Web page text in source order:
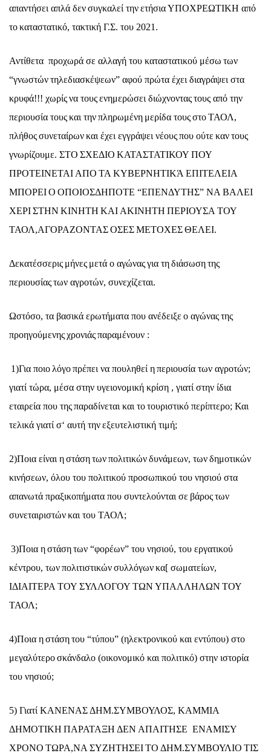
απαντήσει απλά δενσυγκαλεί τηνετήσιαΥΠΟΧΡΕΩΤΙΚΗ από
τοκαταστατικό, τακτική Γ.Σ. του 2021.
Αντίθετα προχωρά σε αλλαγή του καταστατικού μέσω των
“γνωστώντηλεδιασκέψεων” αφού πρώτα έχει διαγράψει στα
κρυφά!!! χωρίςνα τουςενημερώσει διώχνονταςτους από την
περιουσία τουςκαι τηνπληρωμένη μερίδα τουςστοΤΑΟΛ,
πλήθοςσυνεταίρωνκαι έχει εγγράψει νέουςπου ούτε καντους
γνωρίζουμε. ΣΤΟ ΣΧΕΔΙΟ ΚΑΤΑΣΤΑΤΙΚΟΥ ΠΟΥ
ΠΡΟΤΕΙΝΕΤΑΙ ΑΠΟ ΤΑ ΚΥΒΕΡΝΗΤΙΚΆ ΕΠΙΤΕΛΕΙΑ
ΜΠΟΡΕΙΟ ΟΠΟΙΟΣΔΗΠΟΤΕ “ΕΠΕΝΔΥΤΗΣ” ΝΑ ΒΑΛΕΙ
ΧΕΡΙΣΤΗΝ ΚΙΝΗΤΗ ΚΑΙ ΑΚΙΝΗΤΗ ΠΕΡΙΟΥΣΑ ΤΟΥ
ΤΑΟΛ,ΑΓΟΡΑΖΟΝΤΑΣΟΣΕΣΜΕΤΟΧΕΣΘΕΛΕΙ.
Δεκατέσσερις μήνες μετά ο αγώναςγια τηδιάσωσητης
περιουσίαςτων αγροτών, συνεχίζεται.
Ωστόσο, τα βασικά ερωτήματα που ανέδειξε ο αγώναςτης
προηγούμενηςχρονιάςπαραμένουν :
1)Για ποιο λόγοπρέπει να πουληθεί ηπεριουσία των αγροτών;
γιατί τώρα, μέσα στην υγειονομική κρίση , γιατί στην ίδια
εταιρεία που τηςπαραδίνεται και τοτουριστικό περίπτερο; Και
τελικά γιατί σ‘ αυτή τηνεξευτελιστική τιμή;
2)Ποια είναι ηστάσητωνπολιτικώνδυνάμεων, τωνδημοτικών
κινήσεων, όλου του πολιτικού προσωπικού του νησιού στα
απανωτά πραξικοπήματα που συντελούνται σε βάροςτων
συνεταιριστώνκαι του ΤΑΟΛ;
3)Ποια ηστάσητων “φορέων” του νησιού, του εργατικού
κέντρου, τωνπολιτιστικώνσυλλόγωνκα[ σωματείων,
ΙΔΙΑΙΤΕΡΑ ΤΟΥ ΣΥΛΛΟΓΟΥ ΤΩΝ ΥΠΑΛΛΗΛΩΝ ΤΟΥ
ΤΑΟΛ;
4)Ποια ηστάσητου “τύπου” (ηλεκτρονικού και εντύπου) στο
μεγαλύτεροσκάνδαλο (οικονομικό και πολιτικό) στην ιστορία
του νησιού;
5) Γιατί ΚΑΝΕΝΑΣ ΔΗΜ.ΣΥΜΒΟΥΛΟΣ, ΚΑΜΜΙΑ
ΔΗΜΟΤΙΚΗ ΠΑΡΑΤΑΞΗ ΔΕΝ ΑΠΑΙΤΗΣΕ ΕΝΑΜΙΣΥ
ΧΡΟΝΟ ΤΩΡΑ,ΝΑ ΣΥΖΗΤΗΣΕΙΤΟ ΔΗΜ.ΣΥΜΒΟΥΛΙΟ ΤΙΣ